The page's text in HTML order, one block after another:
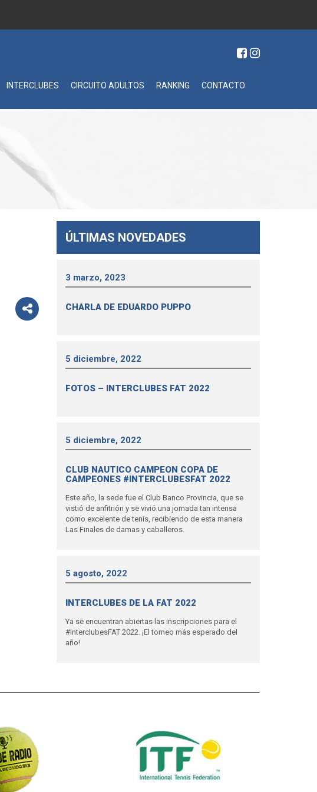
INTERCLUBES CIRCUITO ADULTOS RANKING CONTACTO
ÚLTIMAS NOVEDADES
3 marzo, 2023
CHARLA DE EDUARDO PUPPO
5 diciembre, 2022
FOTOS – INTERCLUBES FAT 2022
5 diciembre, 2022
CLUB NAUTICO CAMPEON COPA DE
CAMPEONES #INTERCLUBESFAT 2022
Este año, la sede fue el Club Banco Provincia, que se
vistió de anfitrión y se vivió una jornada tan intensa
como excelente de tenis, recibiendo de esta manera
Las Finales de damas y caballeros.
5 agosto, 2022
INTERCLUBES DE LA FAT 2022
Ya se encuentran abiertas las inscripciones para el
#InterclubesFAT 2022. ¡El torneo más esperado del
año!